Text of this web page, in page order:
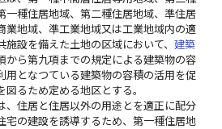
一種住居地域、第二種住居地域、準住居
業地域、準工業地域又は工業地域内の適
施設を備えた土地の区域において、建築
から第九項までの規定による建築物の容
用となつている建築物の容積の活用を促
るため定める地区とする。
、住居と住居以外の用途とを適正に配分
宅の建設を誘導するため、第一種住居地